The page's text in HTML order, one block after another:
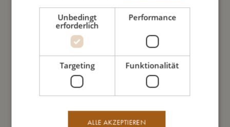
Das könnte dir auch gefallen
Unbedingt
erforderlich
Performance
Targeting Funktionalität
ALLE AKZEPTIEREN